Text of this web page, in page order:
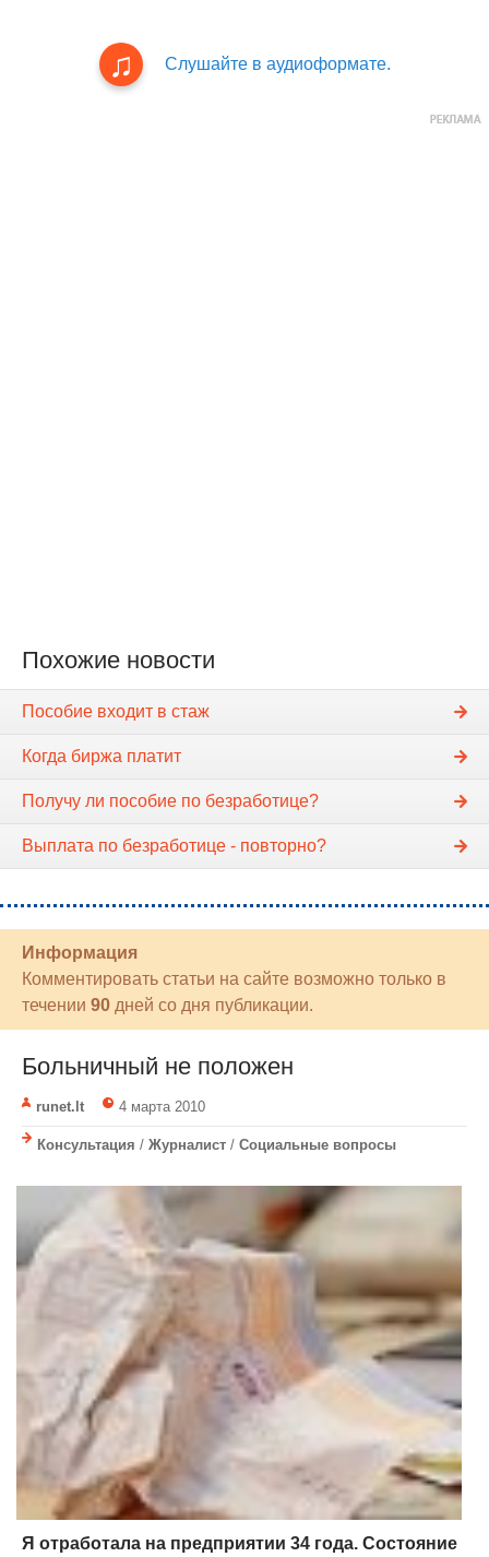
Слушайте в аудиоформате.
Похожие новости
Пособие входит в стаж
Когда биржа платит
Получу ли пособие по безработице?
Выплата по безработице - повторно?
Информация
Комментировать статьи на сайте возможно только в
течении 90 дней со дня публикации.
Больничный не положен
runet.lt 4 марта 2010
Консультация / Журналист / Социальные вопросы
Я отработала на предприятии 34 года. Состояние